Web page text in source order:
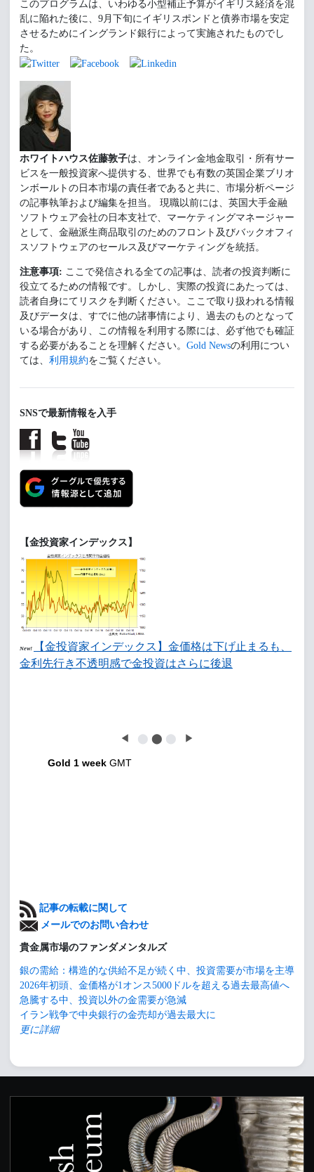
このプログラムは、いわゆる小型補正予算がイギリス経済を混
乱に陥れた後に、9月下旬にイギリスポンドと債券市場を安定
させるためにイングランド銀行によって実施されたものでし
た。
ホワイトハウス佐藤敦子は、オンライン金地金取引・所有サー
ビスを一般投資家へ提供する、世界でも有数の英国企業ブリオ
ンボールトの日本市場の責任者であると共に、市場分析ページ
の記事執筆および編集を担当。 現職以前には、英国大手金融
ソフトウェア会社の日本支社で、マーケティングマネージャー
として、金融派生商品取引のためのフロント及びバックオフィ
スソフトウェアのセールス及びマーケティングを統括。
注意事項: ここで発信される全ての記事は、読者の投資判断に
役立てるための情報です。しかし、実際の投資にあたっては、
読者自身にてリスクを判断ください。ここで取り扱われる情報
及びデータは、すでに他の諸事情により、過去のものとなって
いる場合があり、この情報を利用する際には、必ず他でも確証
する必要があることを理解ください。 Gold Newsの利用につい
ては、 利用規約をご覧ください。
SNSで最新情報を入手
【金投資家インデックス】
New!
【金投資家インデックス】金価格は下げ止まるも、
金利先行き不透明感で金投資はさらに後退
◀ ⬤ ⬤ ⬤ ▶
Gold 1 week GMT
記事の転載に関して
メールでのお問い合わせ
貴金属市場のファンダメンタルズ
銀の需給：構造的な供給不足が続く中、投資需要が市場を主導
2026年初頭、金価格が1オンス5000ドルを超える過去最高値へ
急騰する中、投資以外の金需要が急減
イラン戦争で中央銀行の金売却が過去最大に
更に詳細